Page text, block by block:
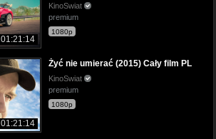
01:21:14
KinoSwiat
premium
1080p
01:21:14
Żyć nie umierać (2015) Cały film PL
KinoSwiat
premium
1080p